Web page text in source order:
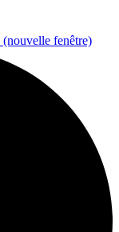
(nouvelle fenêtre)